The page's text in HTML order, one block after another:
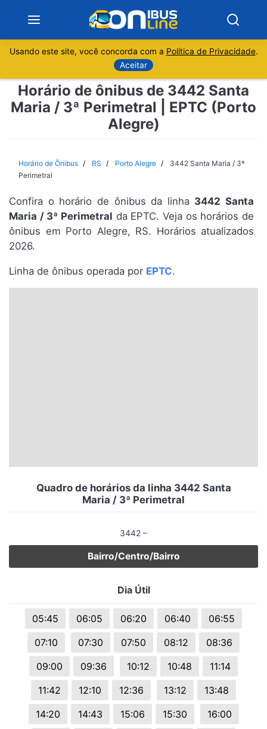
Sobre
Espírito Santo
Paraná
Santa Catarina
Usando este site, você concorda com a Política de Privacidade.
Aceitar
Horário de ônibus de 3442 Santa
Maria / 3ª Perimetral | EPTC (Porto
Alegre)
Horário de Ônibus RS Porto Alegre
3442 Santa Maria / 3ª
Perimetral
Confira o horário de ônibus da linha 3442 Santa
Maria / 3ª Perimetral da EPTC. Veja os horários de
ônibus em Porto Alegre, RS. Horários atualizados
2026.
Linha de ônibus operada por EPTC.
Quadro de horários da linha 3442 Santa
Maria / 3ª Perimetral
3442 –
Bairro/Centro/Bairro
Dia Útil
05:45 06:05 06:20 06:40
06:55
07:10
07:30 07:50 08:12
08:36
09:00
09:36 10:12 10:48
11:14
11:42
12:10 12:36 13:12
13:48
14:20
14:43 15:06 15:30
16:00